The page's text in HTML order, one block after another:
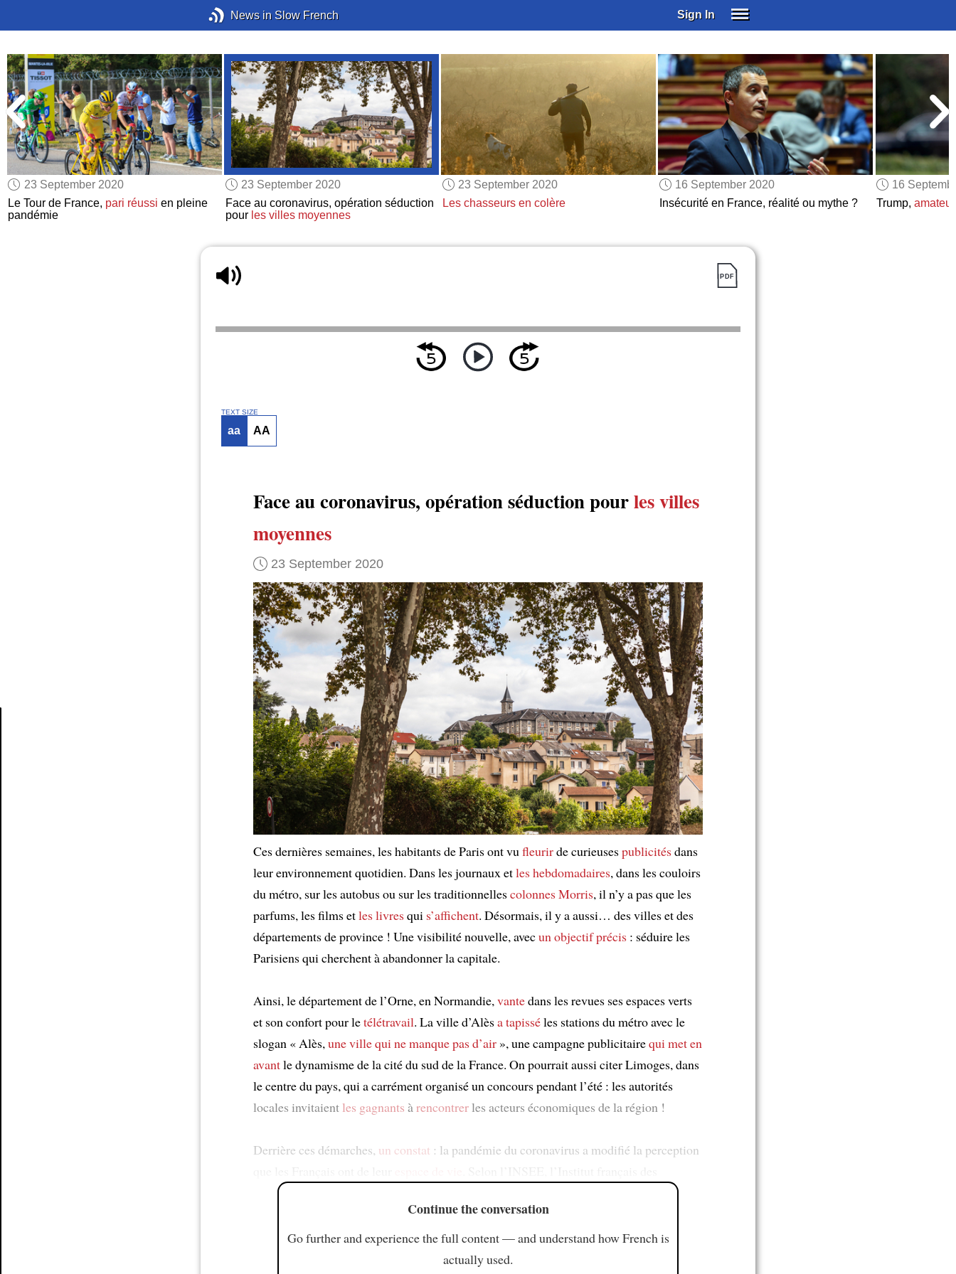
News in Slow French Sign In
SUBSCRIBE
EDUCATIONAL LICENSES
GIFT CARDS
OTHER LANGUAGES
ABOUT US
ALEXA
ADJUST COLORS
23 September 2020
Le Tour de France, pari réussi en pleine
pandémie
23 September 2020
Face au coronavirus, opération séduction
pour les villes moyennes
23 September 2020
Les chasseurs en colère
16 September 2020
Insécurité en France, réalité ou mythe ?
16
Trump,amateur
TEXT SIZE
aa AA
Face au coronavirus, opération séduction pourles villes
moyennes
23 September 2020
Ces dernières semaines, les habitants de Paris ont vu fleurirde curieusespublicitésdans
leur environnement quotidien. Dans les journaux etles hebdomadaires, dans les couloirs
du métro, sur les autobus ou sur les traditionnellescolonnes Morris, il n’y a pas que les
parfums, les films etles livresqui s’affichent. Désormais, il y a aussi… des villes et des
départements de province ! Une visibilité nouvelle, avecun objectif précis : séduire les
Parisiens qui cherchent à abandonner la capitale.
Ainsi, le département de l’Orne, en Normandie, vantedans les revues ses espaces verts
et son confort pour letélétravail. La ville d’Alèsa tapisséles stations du métro avec le
slogan « Alès, une ville qui ne manque pas d’air », une campagne publicitairequi met en
avantle dynamisme de la cité du sud de la France. On pourrait aussi citer Limoges, dans
le centre du pays, qui a carrément organisé un concours pendant l’été : les autorités
locales invitaient les gagnants à rencontrerles acteurs économiques de la région !
Derrière ces démarches, un constat : la pandémie du coronavirus a modifié la perception
Continue the conversation
Go further and experience the full content — and understand how French is
actually used.